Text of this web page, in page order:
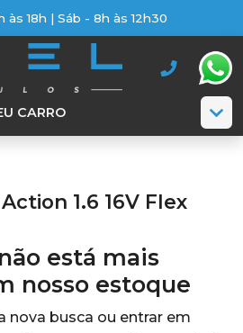
às 18h | Sáb - 8h às 12h30
CARRO
1.6 16V Flex
está mais
nosso estoque
nova busca ou entrar em